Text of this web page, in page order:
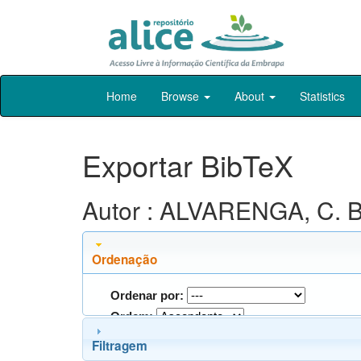
Skip
Home Browse About Statistics
Exportar BibTeX
Autor : ALVARENGA, C.
Ordenação
Ordenar por:
Ordem:
Filtragem